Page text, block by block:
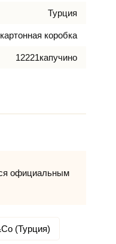
Турция
коробка
12221капучино
официальным
(Турция)